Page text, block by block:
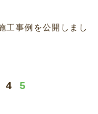
工事例を公開しまし
4 5